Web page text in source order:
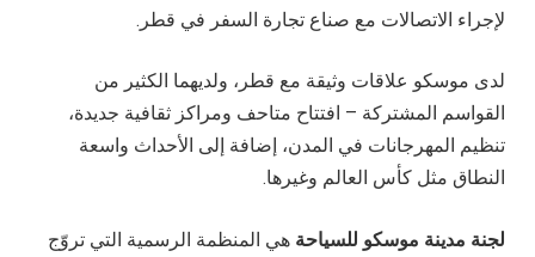
لإجراء الاتصالات مع صناع تجارة السفر في قطر.
لدى موسكو علاقات وثيقة مع قطر، ولديهما الكثير من
القواسم المشتركة – افتتاح متاحف ومراكز ثقافية جديدة،
تنظيم المهرجانات في المدن، إضافة إلى الأحداث واسعة
النطاق مثل كأس العالم وغيرها.
لجنة مدينة موسكو للسياحة هي المنظمة الرسمية التي تروّج